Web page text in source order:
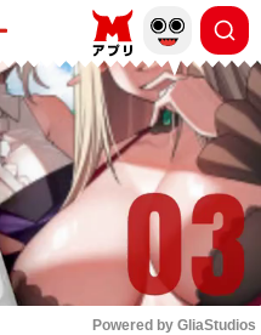
もっと読む
Powered by GliaStudios